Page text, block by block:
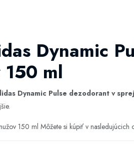
Dynamic
ml
Dynamic Pulse dezodorant v
150 ml Môžete si kúpiť v nasledujúcich